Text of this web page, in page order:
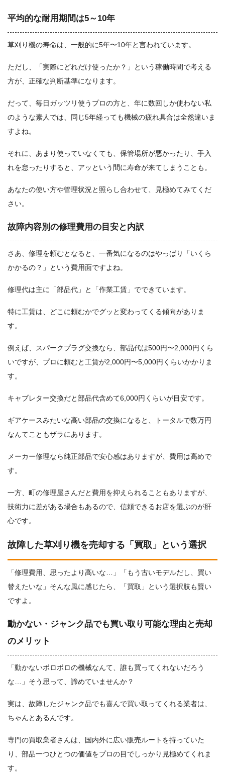
平均的な耐用期間は5～10年
草刈り機の寿命は、一般的に5年〜10年と言われています。
ただし、「実際にどれだけ使ったか？」という稼働時間で考える
方が、正確な判断基準になります。
だって、毎日ガッツリ使うプロの方と、年に数回しか使わない私
のような素人では、同じ5年経っても機械の疲れ具合は全然違いま
すよね。
それに、あまり使っていなくても、保管場所が悪かったり、手入
れを怠ったりすると、アッという間に寿命が来てしまうことも。
あなたの使い方や管理状況と照らし合わせて、見極めてみてくだ
さい。
故障内容別の修理費用の目安と内訳
さあ、修理を頼むとなると、一番気になるのはやっぱり「いくら
かかるの？」という費用面ですよね。
修理代は主に「部品代」と「作業工賃」でできています。
特に工賃は、どこに頼むかでグッと変わってくる傾向がありま
す。
例えば、スパークプラグ交換なら、部品代は500円〜2,000円くら
いですが、プロに頼むと工賃が2,000円〜5,000円くらいかかりま
す。
キャブレター交換だと部品代含めて6,000円くらいが目安です。
ギアケースみたいな高い部品の交換になると、トータルで数万円
なんてこともザラにあります。
メーカー修理なら純正部品で安心感はありますが、費用は高めで
す。
一方、町の修理屋さんだと費用を抑えられることもありますが、
技術力に差がある場合もあるので、信頼できるお店を選ぶのが肝
心です。
故障した草刈り機を売却する「買取」という選択
「修理費用、思ったより高いな…」「もう古いモデルだし、買い
替えたいな」そんな風に感じたら、「買取」という選択肢も賢い
ですよ。
動かない・ジャンク品でも買い取り可能な理由と売却
のメリット
「動かないボロボロの機械なんて、誰も買ってくれないだろう
な…」そう思って、諦めていませんか？
実は、故障したジャンク品でも喜んで買い取ってくれる業者は、
ちゃんとあるんです。
専門の買取業者さんは、国内外に広い販売ルートを持っていた
り、部品一つひとつの価値をプロの目でしっかり見極めてくれま
す。